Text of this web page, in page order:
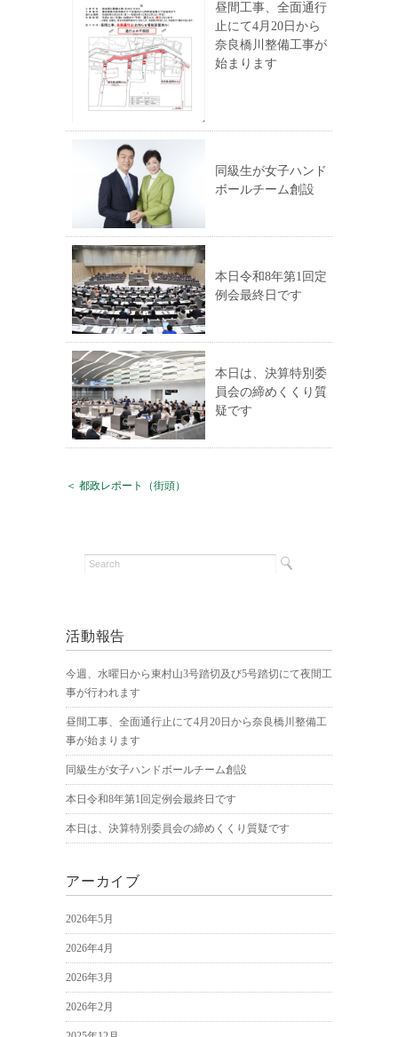
昼間工事、全面通行
止にて4月20日から
奈良橋川整備工事が
始まります
同級生が女子ハンド
ボールチーム創設
本日令和8年第1回定
例会最終日です
本日は、決算特別委
員会の締めくくり質
疑です
＜ 都政レポート（街頭）
活動報告
今週、水曜日から東村山3号踏切及び5号踏切にて夜間工
事が行われます
昼間工事、全面通行止にて4月20日から奈良橋川整備工
事が始まります
同級生が女子ハンドボールチーム創設
本日令和8年第1回定例会最終日です
本日は、決算特別委員会の締めくくり質疑です
アーカイブ
2026年5月
2026年4月
2026年3月
2026年2月